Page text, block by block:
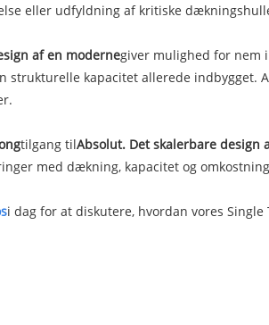
eller udfyldning af kritiske
af en modernegiver mulighed for nem
kapacitet allerede indbygget.
tilgang tilAbsolut. Det skalerbare design
med dækning, kapacitet og
i dag for at diskutere, hvordan vores